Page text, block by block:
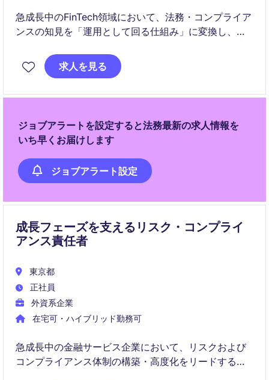
急成長中のFinTech領域において、法務・コンプライア
ンスの知見を「運用として回る仕組み」に変換し、事
個別対応に留まらず、組織横断で機能するガバナンス
求人を見る
ジョブアラートを設定すると法務最新の求人情報を
いち早くお届けします
ジョブアラート設定
成長フェーズを支えるリスク・コンプライ
アンス責任者
東京都
正社員
外資系企業
在宅可・ハイブリッド勤務可
急成長中の金融サービス企業において、リスクおよび
コンプライアンス体制の構築・高度化をリードするポ